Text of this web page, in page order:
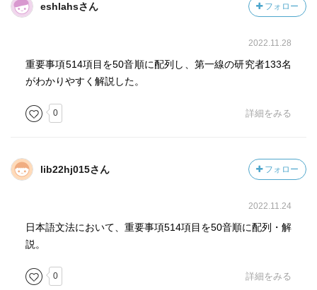
eshlahsさん フォロー
2022.11.28
重要事項514項目を50音順に配列し、第一線の研究者133名
がわかりやすく解説した。
0 詳細をみる
lib22hj015さん フォロー
2022.11.24
日本語文法において、重要事項514項目を50音順に配列・解
説。
0 詳細をみる